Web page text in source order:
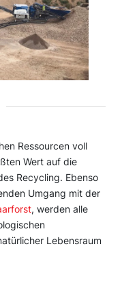
Ressourcen voll
Wert auf die
Recycling. Ebenso
Umgang mit der
, werden alle
Lebensraum